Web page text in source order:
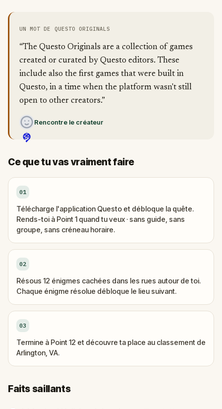
UN MOT DE QUESTO ORIGINALS
“The Questo Originals are a collection of games
created or curated by Questo editors. These
include also the first games that were built in
Questo, in a time when the platform wasn't still
open to other creators.”
Rencontre le créateur
Ce que tu vas vraiment faire
01
Télécharge l'application Questo et débloque la quête.
Rends-toi à Point 1 quand tu veux · sans guide, sans
groupe, sans créneau horaire.
02
Résous 12 énigmes cachées dans les rues autour de toi.
Chaque énigme résolue débloque le lieu suivant.
03
Termine à Point 12 et découvre ta place au classement de
Arlington, VA.
Faits saillants